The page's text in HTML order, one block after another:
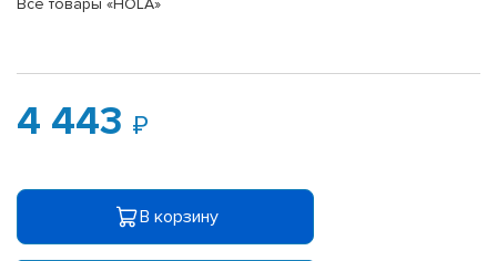
Все товары «HOLA»
4 443
В корзину